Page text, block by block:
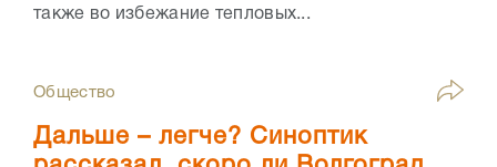
также во избежание тепловых...
Общество
Дальше – легче? Синоптик